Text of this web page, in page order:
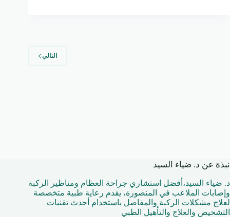
التالي
نبذة عن د. ضياء السيد
د. ضياء السيد،أفضل استشاري جراحة العظام ومناظير الركبة
وإصابات الملاعب في المنصورة، يقدم رعاية طبية متخصصة
لعلاج مشكلات الركبة والمفاصل باستخدام أحدث تقنيات
التشخيص والعلاج والتأهيل الطبي